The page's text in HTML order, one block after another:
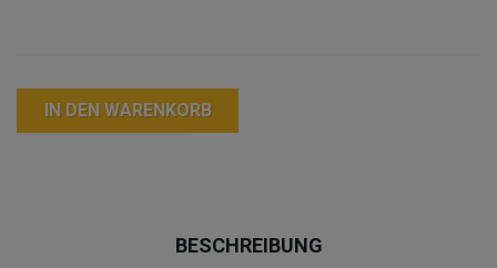
IN DEN WARENKORB
BESCHREIBUNG